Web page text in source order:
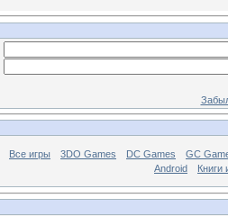
Все игры 3DO Games DC Games
GC
Android
Книги